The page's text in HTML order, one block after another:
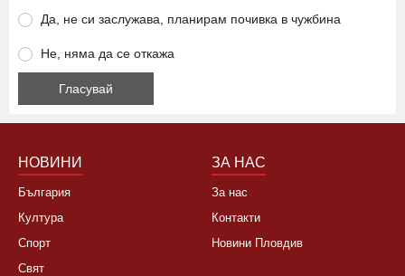
Да, не си заслужава, планирам почивка в чужбина
Не, няма да се откажа
НОВИНИ
България
Култура
Спорт
Свят
ЗА НАС
За нас
Контакти
Новини Пловдив